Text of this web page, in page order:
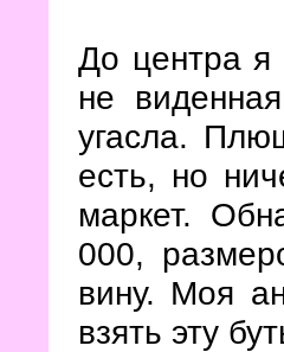
До центра я
не
угасла.
есть, но
маркет.
000,
вину. Моя
взять эту